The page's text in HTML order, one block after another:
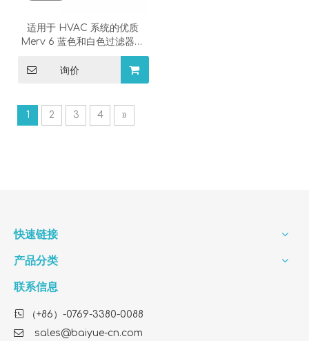
适用于 HVAC 系统的优质
Merv 6 蓝色和白色过滤器填
询价
1 2 3 4 »
快速链接
产品分类
联系信息
 （+86）-0769-3380-0088
 sales@baiyue-cn.com